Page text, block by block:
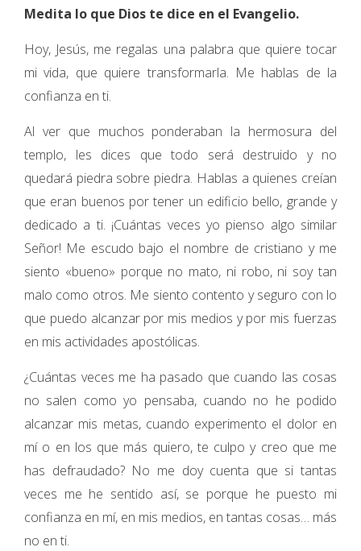
Medita lo que Dios te dice en el Evangelio.
Hoy, Jesús, me regalas una palabra que quiere tocar
mi vida, que quiere transformarla. Me hablas de la
confianza en ti.
Al ver que muchos ponderaban la hermosura del
templo, les dices que todo será destruido y no
quedará piedra sobre piedra. Hablas a quienes creían
que eran buenos por tener un edificio bello, grande y
dedicado a ti. ¡Cuántas veces yo pienso algo similar
Señor! Me escudo bajo el nombre de cristiano y me
siento «bueno» porque no mato, ni robo, ni soy tan
malo como otros. Me siento contento y seguro con lo
que puedo alcanzar por mis medios y por mis fuerzas
en mis actividades apostólicas.
¿Cuántas veces me ha pasado que cuando las cosas
no salen como yo pensaba, cuando no he podido
alcanzar mis metas, cuando experimento el dolor en
mí o en los que más quiero, te culpo y creo que me
has defraudado? No me doy cuenta que si tantas
veces me he sentido así, se porque he puesto mi
confianza en mí, en mis medios, en tantas cosas… más
no en ti.